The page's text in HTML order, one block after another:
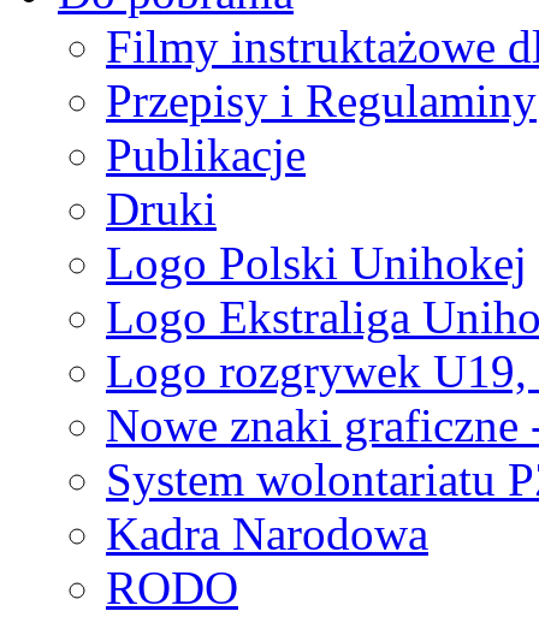
Filmy instruktażowe
Przepisy i Regulaminy
Publikacje
Druki
Logo Polski Unihokej
Logo Ekstraliga
Logo rozgrywek
Nowe znaki graficzne
System wolontariatu
Kadra Narodowa
RODO